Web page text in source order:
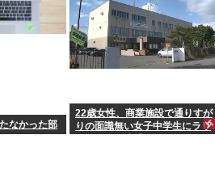
なかった部
22歳女性、商業施設で通りすが
りの面識無い女子中学生にラリ